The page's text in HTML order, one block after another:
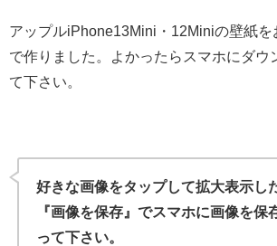
アップルiPhone13Mini・12Miniの壁紙を
で作りました。よかったらスマホにダウ
て下さい。
好きな画像をタップして拡大表示し
『画像を保存』でスマホに画像を保
って下さい。